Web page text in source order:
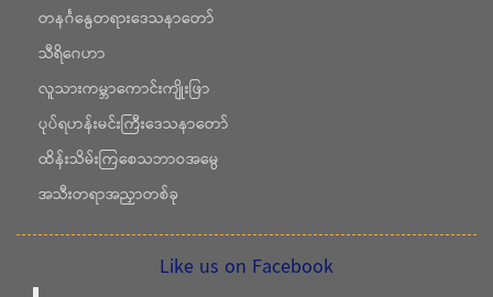
တနင်္ဂနွေတရားဒေသနာတော်
သီရိဂေဟာ
လူသားကမ္ဘာကောင်းကျိုးဖြာ
ပုပ်ရဟန်းမင်းကြီးဒေသနာတော်
ထိန်းသိမ်းကြစေသဘာဝအမွေ
အသီးတရာအညှာတစ်ခု
Like us on Facebook